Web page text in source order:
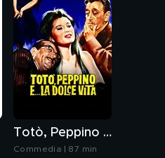
Totò, Peppino e la dolce vita
Commedia | 87 min